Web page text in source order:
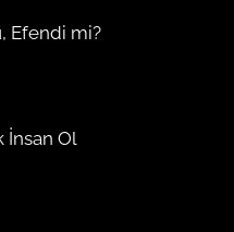
Efendi mi?
İnsan Ol